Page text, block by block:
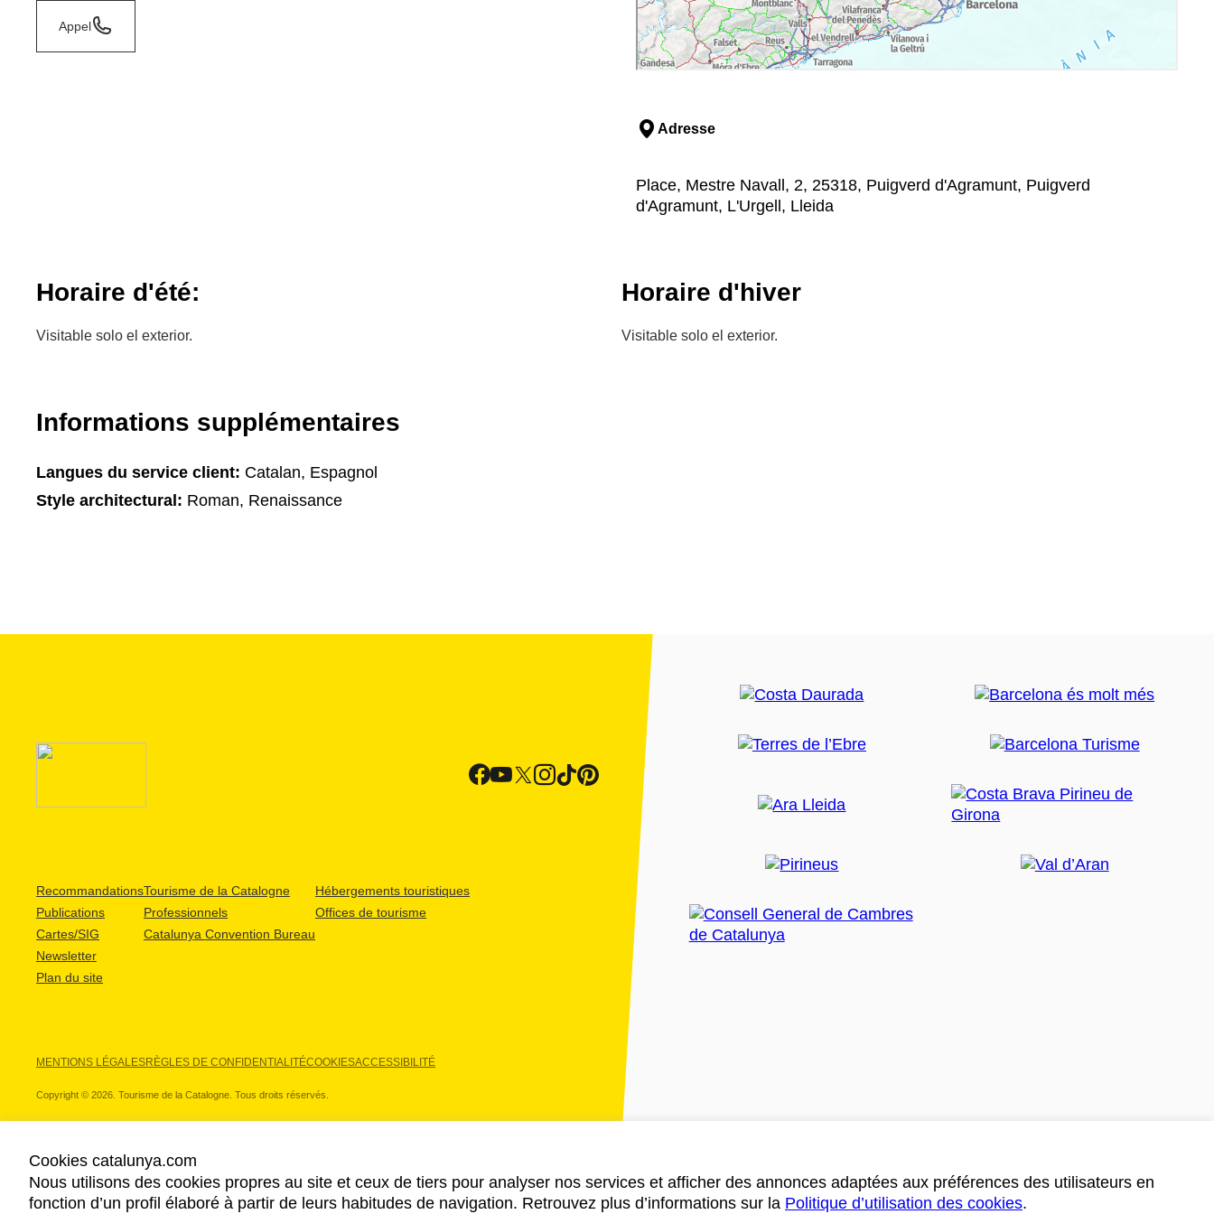
Appel
Adresse
Place, Mestre Navall, 2, 25318, Puigverd d'Agramunt, Puigverd
d'Agramunt, L'Urgell, Lleida
Horaire d'été:
Visitable solo el exterior.
Horaire d'hiver
Visitable solo el exterior.
Informations supplémentaires
Langues du service client: Catalan, Espagnol
Style architectural: Roman, Renaissance
Recommandations
Publications
Cartes/SIG
Newsletter
Plan du site
Tourisme de la Catalogne
Professionnels
Catalunya Convention Bureau
Hébergements touristiques
Offices de tourisme
MENTIONS LÉGALESRÈGLES DE CONFIDENTIALITÉCOOKIESACCESSIBILITÉ
Copyright © 2026. Tourisme de la Catalogne. Tous droits réservés.
NOS PARTENAIRES
Cookies catalunya.com
Nous utilisons des cookies propres au site et ceux de tiers pour analyser nos services et afficher des annonces adaptées aux préférences des utilisateurs en
fonction d’un profil élaboré à partir de leurs habitudes de navigation. Retrouvez plus d’informations sur la Politique d’utilisation des cookies.